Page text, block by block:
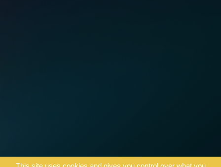
rectification, d’effacement, d’opposition, de
suppression et à la portabilité des données à caractère